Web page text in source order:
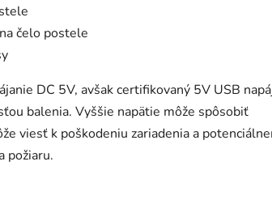
čelo postele
DC 5V, avšak certifikovaný 5V USB
balenia. Vyššie napätie môže spôsobiť
viesť k poškodeniu zariadenia a
požiaru.